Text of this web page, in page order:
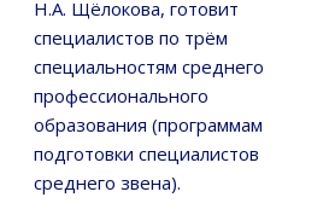
Н.А. Щёлокова, готовит
специалистов по трём
специальностям среднего
профессионального
образования (программам
подготовки специалистов
среднего звена).